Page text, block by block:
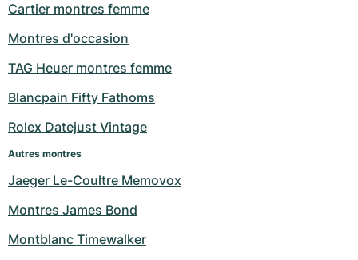
Cartier montres femme
Montres d'occasion
TAG Heuer montres femme
Blancpain Fifty Fathoms
Rolex Datejust Vintage
Autres montres
Jaeger Le-Coultre Memovox
Montres James Bond
Montblanc Timewalker